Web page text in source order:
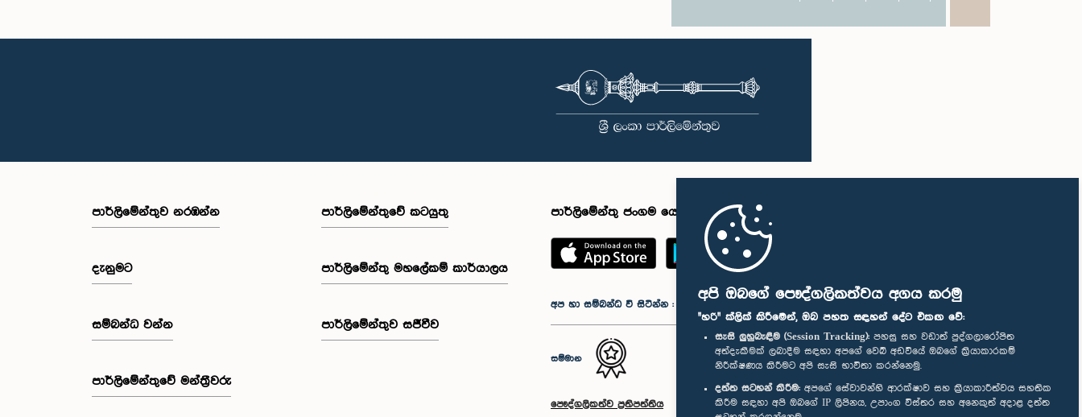
අපි ඔබගේ පෞද්ගලිකත්වය අගය කරමු
"හරි" ක්ලික් කිරීමෙන්, ඔබ පහත සඳහන් දේට එකඟ වේ:
සැසි ලුහුබැඳීම (Session Tracking): පහසු සහ වඩාත් පුද්ගලාරෝපිත
අත්දැකීමක් ලබාදීම සඳහා අපගේ වෙබ් අඩවියේ ඔබගේ ක්‍රියාකාරකම්
නිරීක්ෂණය කිරීමට අපි සැසි භාවිතා කරන්නෙමු.
දත්ත සටහන් කිරීම: අපගේ සේවාවන්හි ආරක්ෂාව සහ ක්‍රියාකාරීත්වය සහතික
කිරීම සඳහා අපි ඔබගේ IP ලිපිනය, උපාංග විස්තර සහ අනෙකුත් අදාළ දත්ත
පාර්ලි‌මේන්තුව නරඹන්න
දැනුමට
සම්බන්ධ වන්න
පාර්ලි‌මේන්තුවේ මන්ත්‍රීවරු
පාර්ලිමේන්තුවේ කටයුතු
පාර්ලිමේන්තු මහලේකම් කාර්යාලය
පාර්ලිමේන්තුව සජීවීව
පාර්ලිමේන්තු ජංගම යෙදුම
අප හා සම්බන්ධ වී සිටින්න :
සම්මාන
පෞද්ගලිකත්ව ප්‍රතිපත්තිය